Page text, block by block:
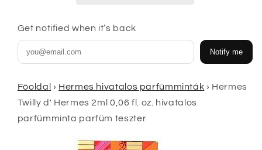
parfüm
teszter
mennyiségének
csökkentése
parfüm
teszter
növelése
Get notified when it’s back
Notify me
Főoldal › Hermes hivatalos parfümminták › Hermes
Twilly d' Hermes 2ml 0,06 fl. oz. hivatalos
parfümminta parfüm teszter